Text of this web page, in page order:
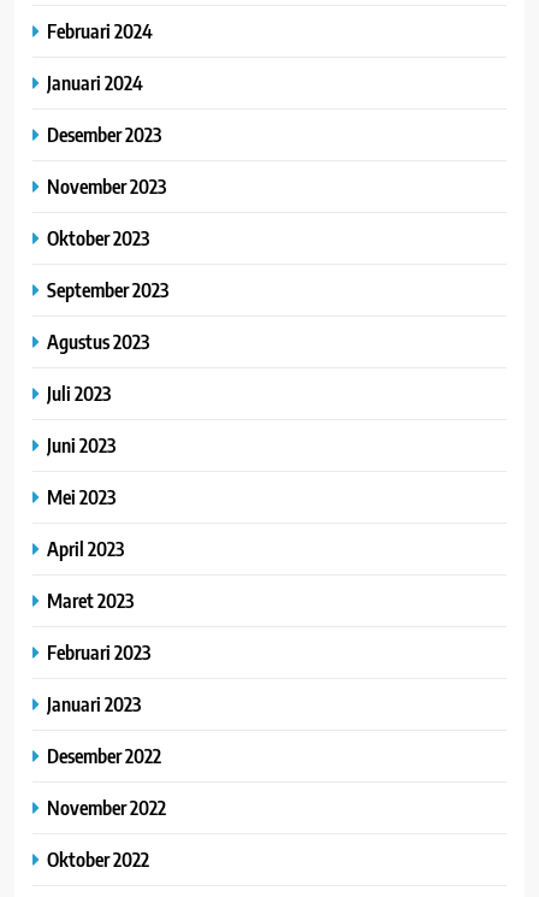
Februari 2024
Januari 2024
Desember 2023
November 2023
Oktober 2023
September 2023
Agustus 2023
Juli 2023
Juni 2023
Mei 2023
April 2023
Maret 2023
Februari 2023
Januari 2023
Desember 2022
November 2022
Oktober 2022